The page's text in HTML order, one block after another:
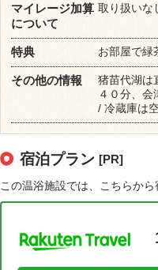
マイレージ加算
について
取り扱いな
特典 お部屋で緑
その他の情報
猪苗代湖は
４０分、会
/ 冷蔵庫は
宿泊プラン [PR]
この温浴施設では、こちらから